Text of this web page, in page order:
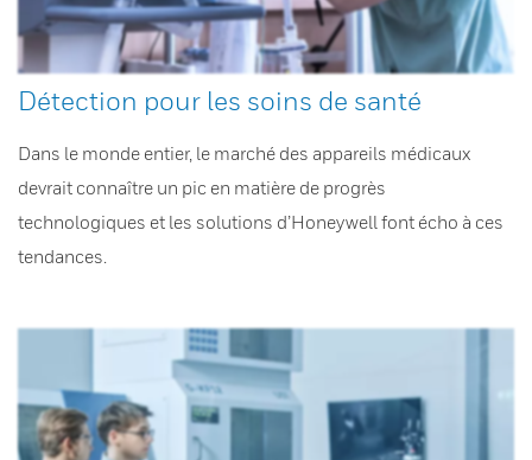
Détection pour les soins de santé
Dans le monde entier, le marché des appareils médicaux
devrait connaître un pic en matière de progrès
technologiques et les solutions d’Honeywell font écho à ces
tendances.